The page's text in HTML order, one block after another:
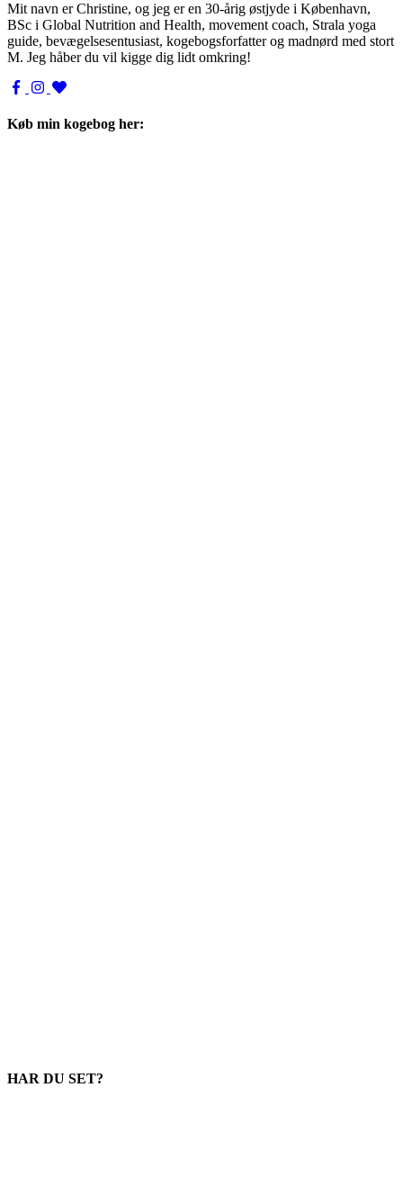
Mit navn er Christine, og jeg er en 30-årig østjyde i København,
BSc i Global Nutrition and Health, movement coach, Strala yoga
guide, bevægelsesentusiast, kogebogsforfatter og madnørd med stort
M. Jeg håber du vil kigge dig lidt omkring!
Køb min kogebog her:
HAR DU SET?